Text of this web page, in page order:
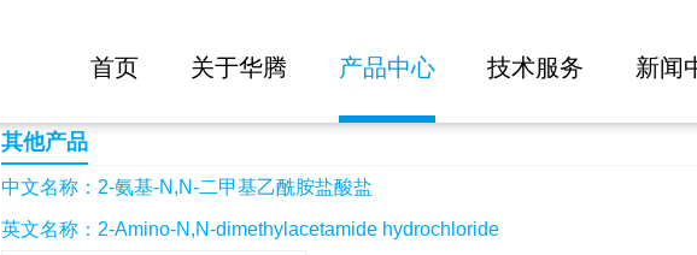
首页 关于华腾 产品中心 技术服务 新闻
2-氨基-N,N-二甲基乙酰胺盐酸盐
其他产品
中文名称：2-氨基-N,N-二甲基乙酰胺盐酸盐
英文名称：2-Amino-N,N-dimethylacetamide hydrochloride